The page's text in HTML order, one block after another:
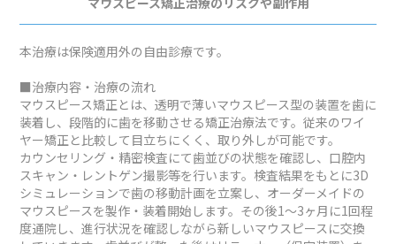
本治療は保険適用外の自由診療です。
■治療内容・治療の流れ
マウスピース矯正とは、透明で薄いマウスピース型の装置を歯に
装着し、段階的に歯を移動させる矯正治療法です。従来のワイ
ヤー矯正と比較して目立ちにくく、取り外しが可能です。
カウンセリング・精密検査にて歯並びの状態を確認し、口腔内
スキャン・レントゲン撮影等を行います。検査結果をもとに3D
シミュレーションで歯の移動計画を立案し、オーダーメイドの
マウスピースを製作・装着開始します。その後1～3ヶ月に1回程
度通院し、進行状況を確認しながら新しいマウスピースに交換